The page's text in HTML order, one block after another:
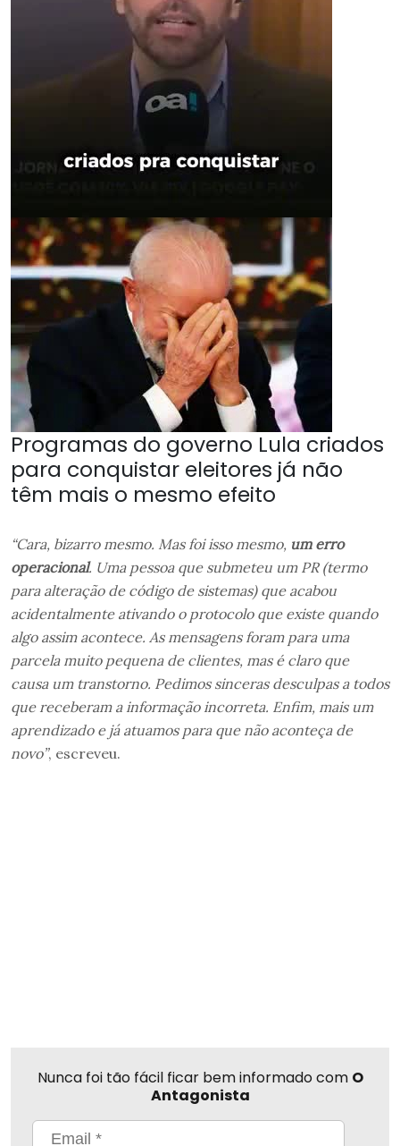
Programas do governo Lula criados
para conquistar eleitores já não
têm mais o mesmo efeito
“Cara, bizarro mesmo. Mas foi isso mesmo, um erro
operacional. Uma pessoa que submeteu um PR (termo
para alteração de código de sistemas) que acabou
acidentalmente ativando o protocolo que existe quando
algo assim acontece. As mensagens foram para uma
parcela muito pequena de clientes, mas é claro que
causa um transtorno. Pedimos sinceras desculpas a todos
que receberam a informação incorreta. Enfim, mais um
aprendizado e já atuamos para que não aconteça de
novo”, escreveu.
Nunca foi tão fácil ficar bem informado com O
Antagonista